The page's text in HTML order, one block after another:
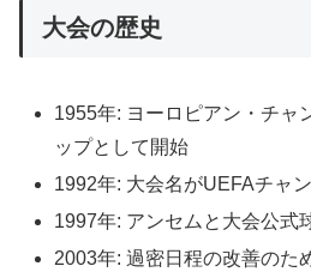
大会の歴史
1955年: ヨーロピアン・チャ
ップとして開始
1992年: 大会名がUEFAチャ
1997年: アンセムと大会公式
2003年: 過密日程の改善のた